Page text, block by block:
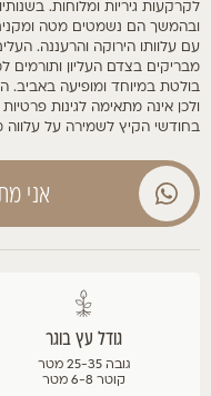
לקרקעות גיריות ומלוחות.
ובהמשך הם נשמטים מטה
עם עלוותו הירוקה והרעננה.
מבריקים בצדם העליון ותורמים
בולטת במיוחד ומופיעה באביב.
ולכן אינה מתאימה לגינות
בחודשי הקיץ לשמירה על עלווה
אני
גודל עץ בוגר
גובה 25-35 מטר
קוטר 6-8 מטר